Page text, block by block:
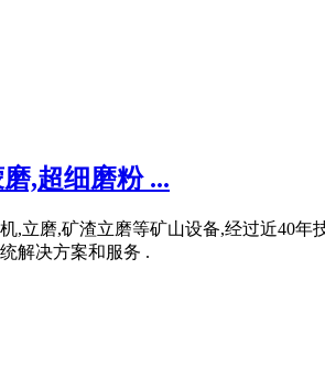
,超细磨粉 ...
,立磨,矿渣立磨等矿山设备,经过近40
解决方案和服务 .